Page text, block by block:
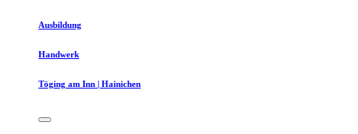
Ausbildung
Handwerk
Töging am Inn | Hainichen